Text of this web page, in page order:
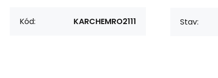
Kód: KARCHEMRO2111 Stav: